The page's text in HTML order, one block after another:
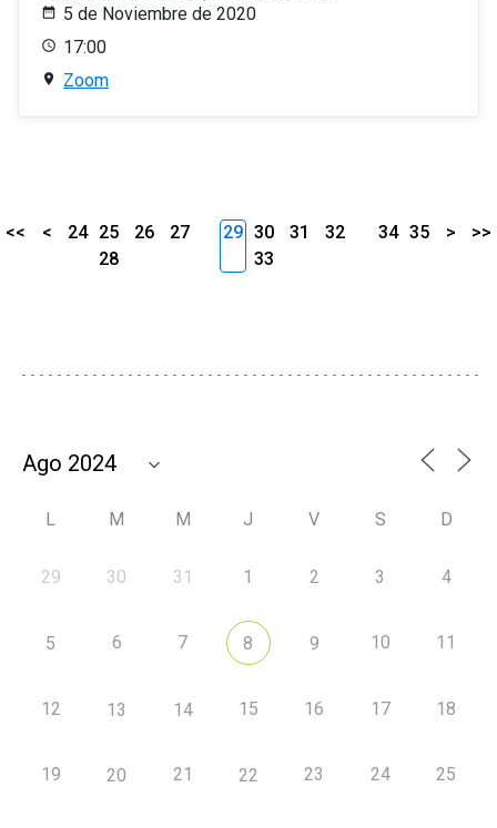
5 de Noviembre de 2020
17:00
Zoom
<< < 24 25 26
27
28
29 30 31
32
33
34 35 > >>
L M M J V S D
29 30 31 1 2 3 4
5 6 7 8 9 10 11
12 13 14 15 16 17 18
19 20 21 22 23 24 25